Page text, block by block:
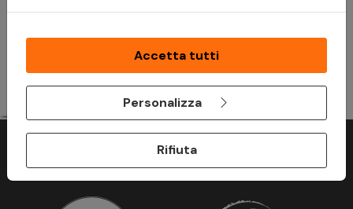
Perchè acquistare su ModaMilitare?
Accetta tutti
Personalizza
Rifiuta